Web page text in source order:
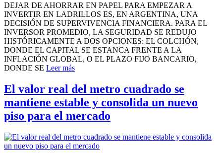
DEJAR DE AHORRAR EN PAPEL PARA EMPEZAR A
INVERTIR EN LADRILLOS ES, EN ARGENTINA, UNA
DECISIÓN DE SUPERVIVENCIA FINANCIERA. PARA EL
INVERSOR PROMEDIO, LA SEGURIDAD SE REDUJO
HISTÓRICAMENTE A DOS OPCIONES: EL COLCHÓN,
DONDE EL CAPITAL SE ESTANCA FRENTE A LA
INFLACIÓN GLOBAL, O EL PLAZO FIJO BANCARIO,
DONDE SE Leer más
El valor real del metro cuadrado se
mantiene estable y consolida un nuevo
piso para el mercado